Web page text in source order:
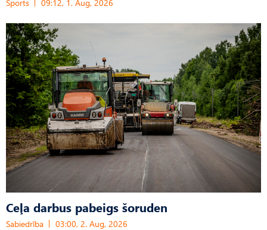
Sports 09:12, 1. Aug, 2026
Ceļa darbus pabeigs šoruden
Sabiedrība 03:00, 2. Aug, 2026